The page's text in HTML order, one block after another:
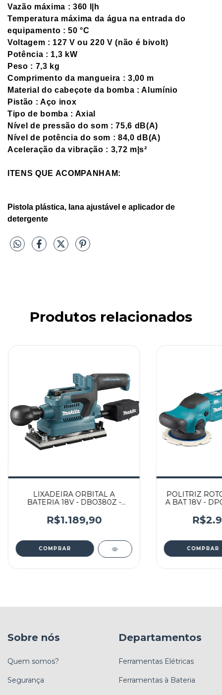
Vazão máxima : 360 l|h
Temperatura máxima da água na entrada do
equipamento : 50 °C
Voltagem : 127 V ou 220 V (não é bivolt)
Potência : 1,3 kW
Peso : 7,3 kg
Comprimento da mangueira : 3,00 m
Material do cabeçote da bomba : Alumínio
Pistão : Aço inox
Tipo de bomba : Axial
Nível de pressão do som : 75,6 dB(A)
Nível de potência do som : 84,0 dB(A)
Aceleração da vibração : 3,72 m|s²
ITENS QUE ACOMPANHAM:
Pistola plástica, lana ajustável e aplicador de
detergente
Produtos relacionados
LIXADEIRA ORBITAL A
BATERIA 18V - DBO380Z -
R$1.189,90
POLITRIZ
A BAT 18V -
COMPRAR
Sobre nós
Quem somos?
Segurança
Departamentos
Ferramentas Elétricas
Ferramentas à Bateria